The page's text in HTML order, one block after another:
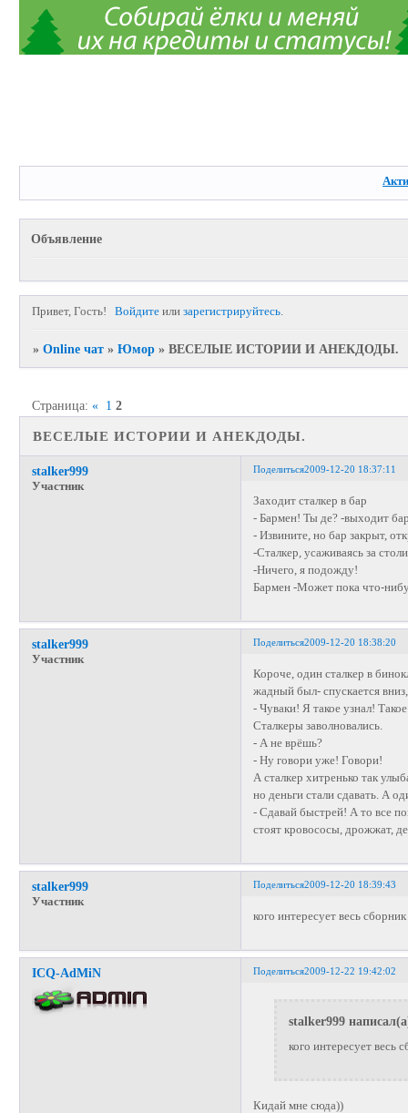
Объявление
Привет, Гость! Войдите илизарегистрируйтесь.
»Online чат »Юмор »ВЕСЕЛЫЕ ИСТОРИИ И АНЕКДОДЫ.
ВЕСЕЛЫЕ ИСТОРИИ И АНЕКДОДЫ.
Страница:« 1 2
Поделиться2009-12-20 18:37:11
stalker999
Участник
Заходит сталкер в бар
- Бармен! Ты де? -выходит
- Извините, но бар закрыт,
-Сталкер, усаживаясь за
-Ничего, я подожду!
Бармен -Может пока что-
Поделиться2009-12-20 18:38:20
stalker999
Участник
Короче, один сталкер в
жадный был- спускается
- Чуваки! Я такое узнал!
Сталкеры заволновались.
- А не врёшь?
- Ну говори уже! Говори!
А сталкер хитренько так
но деньги стали сдавать. А
- Сдавай быстрей! А то все
стоят кровососы, дрожжат,
Поделиться2009-12-20 18:39:43
stalker999
Участник
кого интересует весь
Поделиться2009-12-22 19:42:02
ICQ-AdMiN
stalker999
кого интересует весь
Кидай мне сюда))